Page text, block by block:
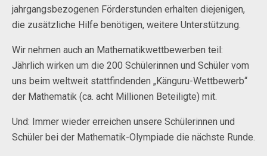
jahrgangsbezogenen Förderstunden erhalten diejenigen,
die zusätzliche Hilfe benötigen, weitere Unterstützung.
Wir nehmen auch an Mathematikwettbewerben teil:
Jährlich wirken um die 200 Schülerinnen und Schüler vom
uns beim weltweit stattfindenden „Känguru-Wettbewerb“
der Mathematik (ca. acht Millionen Beteiligte) mit.
Und: Immer wieder erreichen unsere Schülerinnen und
Schüler bei der Mathematik-Olympiade die nächste Runde.